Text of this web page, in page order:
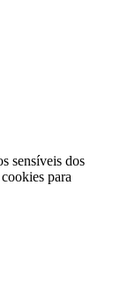
sensíveis dos
para